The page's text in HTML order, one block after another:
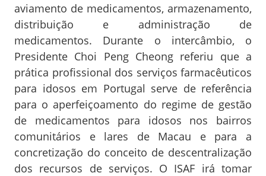
aviamento de medicamentos, armazenamento,
distribuição e administração de
medicamentos. Durante o intercâmbio, o
Presidente Choi Peng Cheong referiu que a
prática profissional dos serviços farmacêuticos
para idosos em Portugal serve de referência
para o aperfeiçoamento do regime de gestão
de medicamentos para idosos nos bairros
comunitários e lares de Macau e para a
concretização do conceito de descentralização
dos recursos de serviços. O ISAF irá tomar